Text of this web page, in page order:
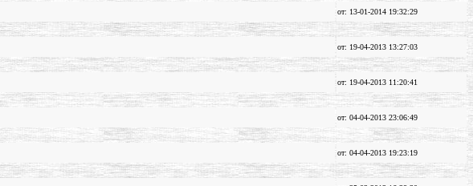
от: 13-01-2014 19:32:29
от: 19-04-2013 13:27:03
от: 19-04-2013 11:20:41
от: 04-04-2013 23:06:49
от: 04-04-2013 19:23:19